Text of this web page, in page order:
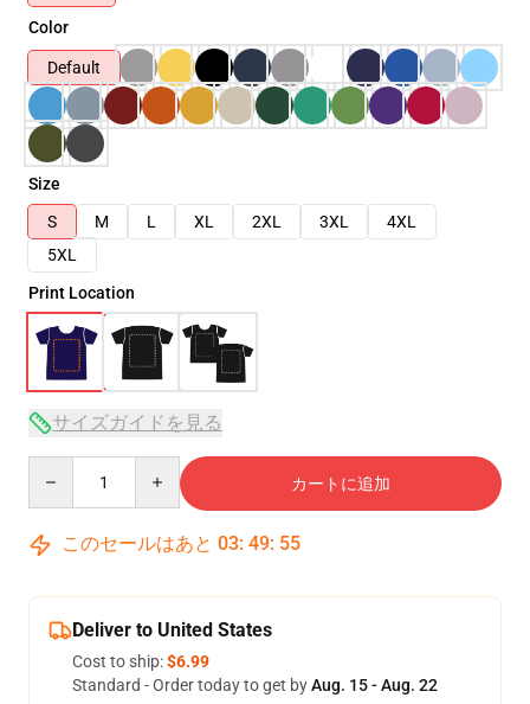
Color
Default
Size
S
M L XL 2XL 3XL
4XL
5XL
Print Location
サイズガイドを見る
カートに追加
このセールはあと 03: 49: 54
Deliver to United States
Cost to ship:$6.99
Standard - Order today to get byAug. 15 - Aug. 22